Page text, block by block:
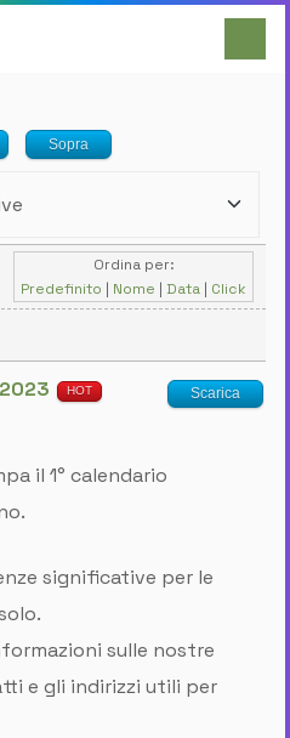
Sopra
Ordina per:
Predefinito | Nome | Data | Click
HOT Scarica
il 1° calendario
significative per le
sulle nostre
e gli indirizzi utili per